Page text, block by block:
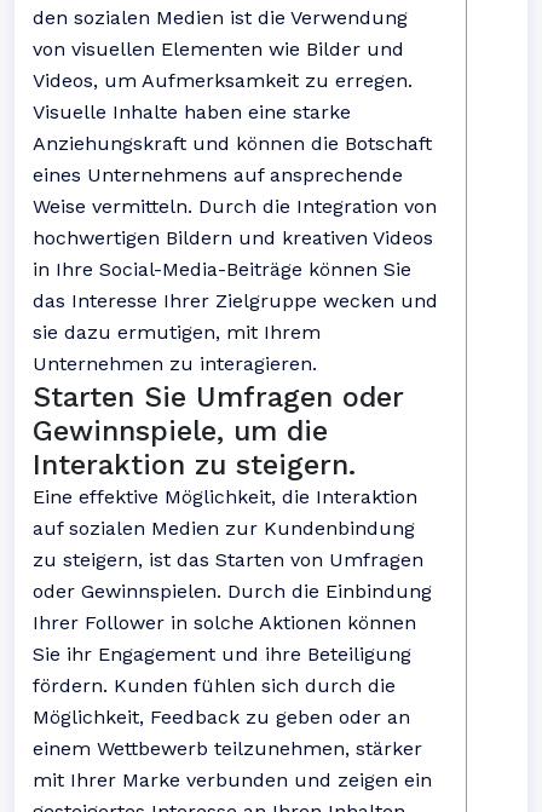
den sozialen Medien ist die Verwendung
von visuellen Elementen wie Bilder und
Videos, um Aufmerksamkeit zu erregen.
Visuelle Inhalte haben eine starke
Anziehungskraft und können die Botschaft
eines Unternehmens auf ansprechende
Weise vermitteln. Durch die Integration von
hochwertigen Bildern und kreativen Videos
in Ihre Social-Media-Beiträge können Sie
das Interesse Ihrer Zielgruppe wecken und
sie dazu ermutigen, mit Ihrem
Unternehmen zu interagieren.
Starten Sie Umfragen oder
Gewinnspiele, um die
Interaktion zu steigern.
Eine effektive Möglichkeit, die Interaktion
auf sozialen Medien zur Kundenbindung
zu steigern, ist das Starten von Umfragen
oder Gewinnspielen. Durch die Einbindung
Ihrer Follower in solche Aktionen können
Sie ihr Engagement und ihre Beteiligung
fördern. Kunden fühlen sich durch die
Möglichkeit, Feedback zu geben oder an
einem Wettbewerb teilzunehmen, stärker
mit Ihrer Marke verbunden und zeigen ein